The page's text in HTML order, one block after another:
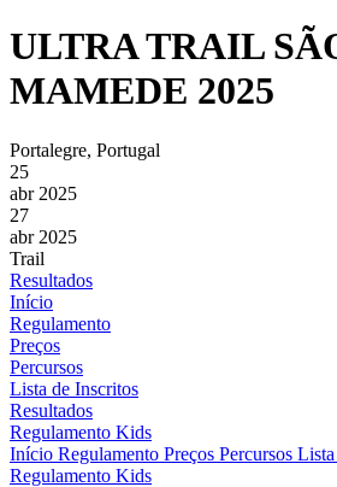
ULTRA TRAIL
MAMEDE 2025
Portalegre, Portugal
25
abr 2025
27
abr 2025
Trail
Resultados
Início
Regulamento
Preços
Percursos
Lista de Inscritos
Resultados
Regulamento Kids
Início Regulamento Preços Percursos
Regulamento Kids